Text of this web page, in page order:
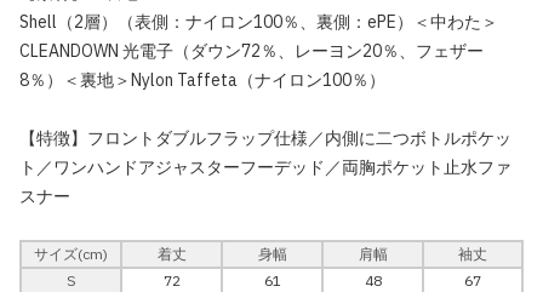
Shell（2層）（表側：ナイロン100％、裏側：ePE）＜中わた＞
CLEANDOWN 光電子（ダウン72％、レーヨン20％、フェザー
8％）＜裏地＞Nylon Taffeta（ナイロン100％）
【特徴】フロントダブルフラップ仕様／内側に二つボトルポケッ
ト／ワンハンドアジャスターフーデッド／両胸ポケット止水ファ
スナー
サイズ(cm) 着丈 身幅 肩幅
袖丈
S
72 61 48
67